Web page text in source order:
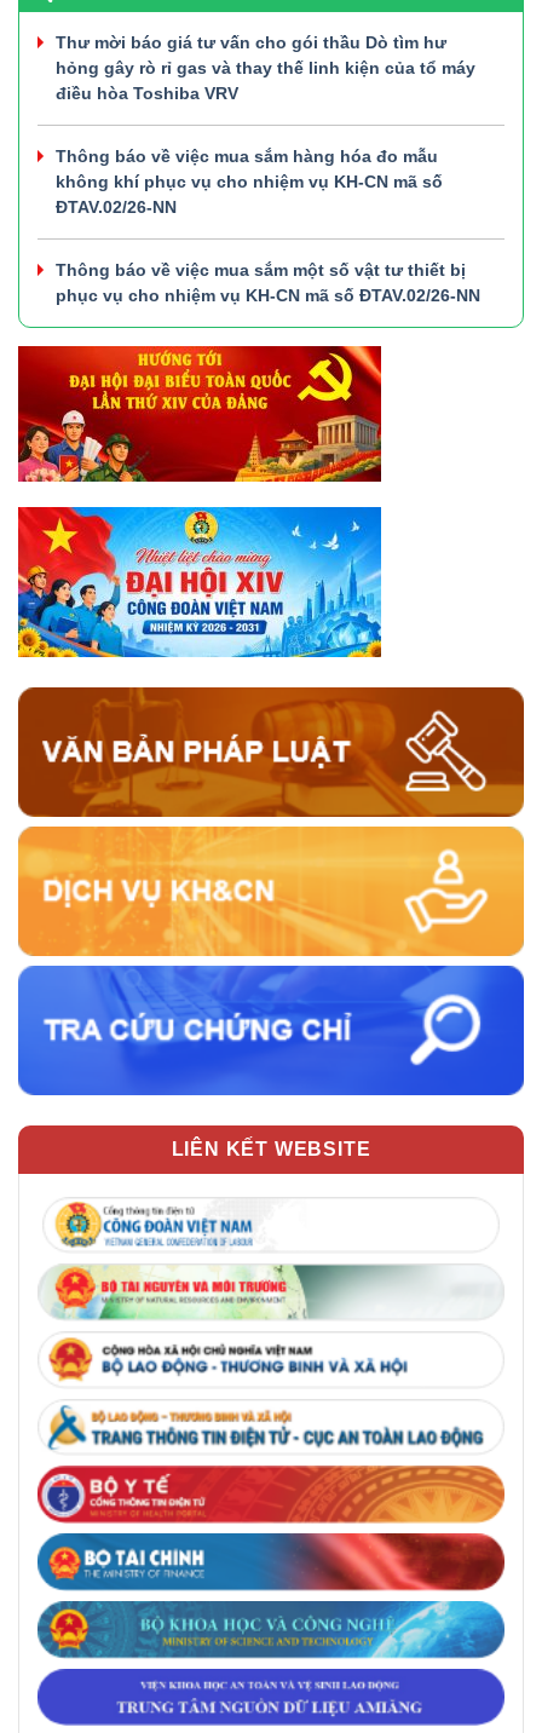
Thư mời báo giá tư vấn cho gói thầu Dò tìm hư
hỏng gây rò rỉ gas và thay thế linh kiện của tổ máy
điều hòa Toshiba VRV
Thông báo về việc mua sắm hàng hóa đo mẫu
không khí phục vụ cho nhiệm vụ KH-CN mã số
ĐTAV.02/26-NN
Thông báo về việc mua sắm một số vật tư thiết bị
phục vụ cho nhiệm vụ KH-CN mã số ĐTAV.02/26-NN
LIÊN KẾT WEBSITE